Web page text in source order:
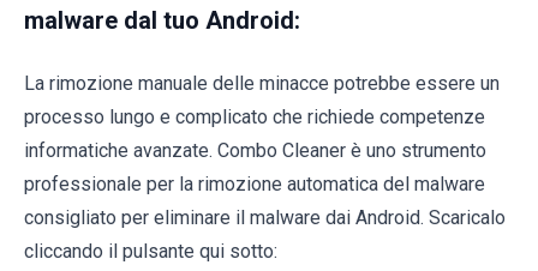
malware dal tuo Android:
La rimozione manuale delle minacce potrebbe essere un
processo lungo e complicato che richiede competenze
informatiche avanzate. Combo Cleaner è uno strumento
professionale per la rimozione automatica del malware
consigliato per eliminare il malware dai Android. Scaricalo
cliccando il pulsante qui sotto: